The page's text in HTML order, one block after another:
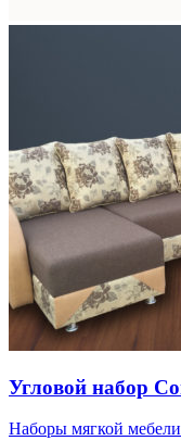
Угловой набор
Наборы мягкой мебели